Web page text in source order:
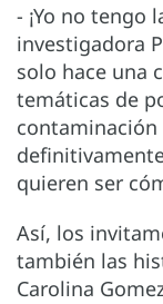
- ¡Yo no tengo
investigadora
solo hace una
temáticas de
quieren ser
Así, los
también las
Carolina